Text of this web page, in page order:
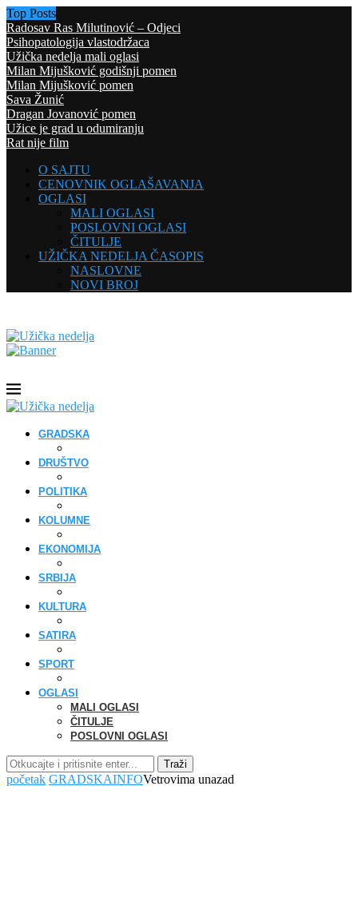
Top Posts
Radosav Ras Milutinović – Odjeci
Psihopatologija vlastodržaca
Užička nedelja mali oglasi
Milan Mijušković godišnji pomen
Milan Mijušković pomen
Sava Žunić
Dragan Jovanović pomen
Užice je grad u odumiranju
Rat nije film
O SAJTU
CENOVNIK OGLAŠAVANJA
OGLASI
MALI OGLASI
POSLOVNI OGLASI
ČITULJE
UŽIČKA NEDELJA ČASOPIS
NASLOVNE
NOVI BROJ
GRADSKA
DRUŠTVO
POLITIKA
KOLUMNE
EKONOMIJA
SRBIJA
KULTURA
SATIRA
SPORT
OGLASI
MALI OGLASI
ČITULJE
POSLOVNI OGLASI
Traži
početak GRADSKAINFOVetrovima unazad